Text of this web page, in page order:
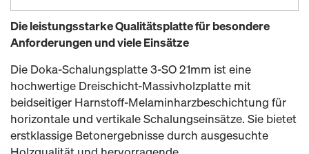
Die leistungsstarke Qualitätsplatte für besondere
Anforderungen und viele Einsätze
Die Doka-Schalungsplatte 3-SO 21mm ist eine
hochwertige Dreischicht-Massivholzplatte mit
beidseitiger Harnstoff-Melaminharzbeschichtung für
horizontale und vertikale Schalungseinsätze. Sie bietet
erstklassige Betonergebnisse durch ausgesuchte